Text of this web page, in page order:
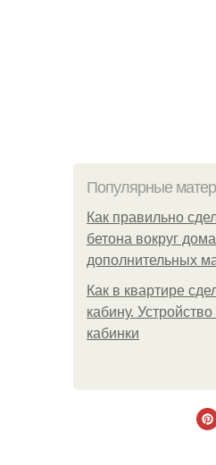
Популярные
Как правильно
бетона вокруг
дополнительных
Как в квартире
кабину.
кабинки